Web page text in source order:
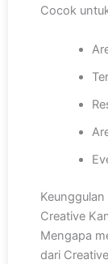
Cocok
Creative
Mengapa
dari